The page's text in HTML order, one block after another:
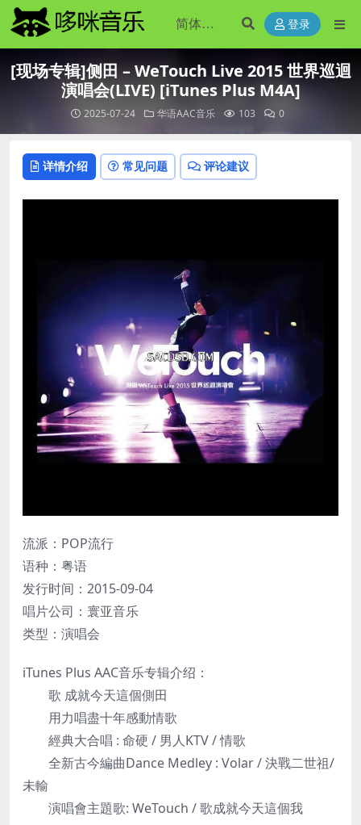
登录
[现场专辑]侧田 – WeTouch Live 2015 世界巡迴
演唱会(LIVE) [iTunes Plus M4A]
2025-07-24 华语AAC音乐 103 0
详情介绍 常见问题 评论建议
流派：POP流行
语种：粤语
发行时间：2015-09-04
唱片公司：寰亚音乐
类型：演唱会
iTunes Plus AAC音乐专辑介绍：
歌 成就今天這個側田
用力唱盡十年感動情歌
經典大合唱 : 命硬 / 男人KTV / 情歌
全新古今編曲Dance Medley : Volar / 決戰二世祖/
未輸
演唱會主題歌: WeTouch / 歌成就今天這個我